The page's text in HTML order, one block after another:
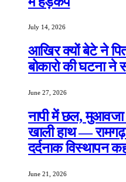
July 14, 2026
आखिर क्यों बेटे ने
बोकारो की घटना ने
June 27, 2026
नापी में छल, मुआवजा
खाली हाथ — रामगढ़
दर्दनाक विस्थापन
June 21, 2026